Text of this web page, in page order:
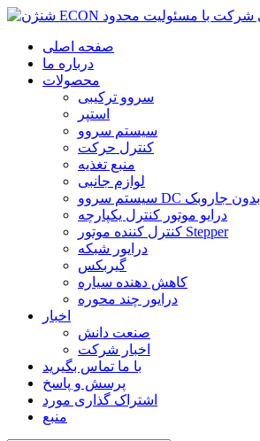
صفحه اصلی
درباره ما
محصولات
سروو ترکیبی
استپر
سیستم سروو
کنترل حرکت
منبع تغذیه
لوازم جانبی
سیستم سروو DC بدون جاروبک
درایو موتور کنترل یکپارچه
کنترل کننده موتور Stepper
درایور شبکه
گیربکس
کاهش دهنده سیاره
درایور چند محوره
اخبار
صنعت دانش
اخبار شرکت
با ما تماس بگیرید
پرسش و پاسخ
اشتراک گذاری مورد
منبع